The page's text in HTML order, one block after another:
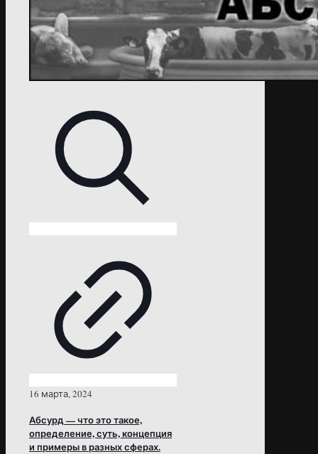
16 марта, 2024
Абсурд — что это такое,
определение, суть, концепция
и примеры в разных сферах.